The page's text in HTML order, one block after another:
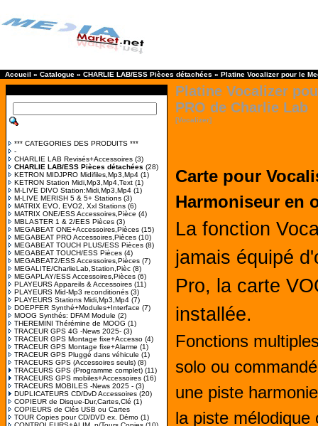
Accueil » Catalogue » CHARLIE LAB/ESS Pièces détachées » Platine Vocalizer pour le
*** CATEGORIES DES PRODUITS ***
-
CHARLIE LAB Revisés+Accessoires (3)
CHARLIE LAB/ESS Pièces détachées (28)
KETRON MIDJPRO Midifiles,Mp3,Mp4 (1)
KETRON Station Midi,Mp3,Mp4,Text (1)
M-LIVE DIVO Station:Midi,Mp3,Mp4 (1)
M-LIVE MERISH 5 & 5+ Stations (3)
MATRIX EVO, EVO2, Xxl Stations (6)
MATRIX ONE/ESS Accessoires,Pièce (4)
MBLASTER 1 & 2/EES Pièces (3)
MEGABEAT ONE+Accessoires,Pièces (15)
MEGABEAT PRO Accessoires,Pièces (10)
MEGABEAT TOUCH PLUS/ESS Pièces (8)
MEGABEAT TOUCH/ESS Pièces (4)
MEGABEAT2/ESS Accessoires,Pièces (7)
MEGALITE/CharlieLab,Station,Pièc (8)
MEGAPLAY/ESS Accessoires,Pièces (6)
PLAYEURS Appareils & Accessoires (11)
PLAYEURS Mid-Mp3 reconditionés (3)
PLAYEURS Stations Midi,Mp3,Mp4 (7)
DOEPFER Synthé+Modules+Interface (7)
MOOG Synthés: DFAM Module (2)
THEREMINI Thérémine de MOOG (1)
TRACEUR GPS 4G -News 2025- (3)
TRACEUR GPS Montage fixe+Accesso (4)
TRACEUR GPS Montage fixe+Alarme (1)
TRACEUR GPS Pluggé dans véhicule (1)
TRACEURS GPS (Accessoires seuls) (8)
TRACEURS GPS (Programme complet) (11)
TRACEURS GPS mobiles+Accessoires (16)
TRACEURS MOBILES -News 2025 - (3)
DUPLICATEURS CD/DvD Accessoires (20)
COPIEUR de Disque-Dur,Cartes,Clé (1)
COPIEURS de Clés USB ou Cartes
TOUR Copies pour CD/DVD ex. Démo (1)
Platine Vocalizer
PRO de Charlie Lab
[Vocalizer]
Carte pour
Harmoniseur en
La fonction
jamais équipé
Pro, la carte
installée.
Fonctions
solo ou
une piste
la piste mélodique